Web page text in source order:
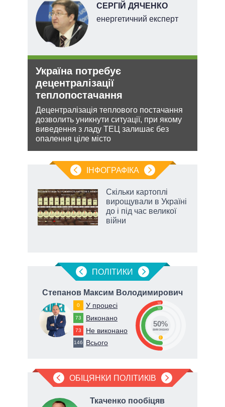
СЕРГІЙ ДЯЧЕНКО
енергетичний експерт
Україна потребує
децентралізації
теплопостачання
Децентралізація теплового постачання
дозволить уникнути ситуації, при якому
виведення з ладу ТЕЦ залишає без
опалення ціле місто
ІНФОГРАФІКА
Скільки картоплі
вирощували в Україні
до і під час великої
війни
ПОЛIТИКИ
Степанов Максим Володимирович
0 У процесі
73 Виконано
73 Не виконано
146 Всього
50
50
0
50%
виконано
ОБІЦЯНКИ ПОЛІТИКІВ
Ткаченко пообіцяв